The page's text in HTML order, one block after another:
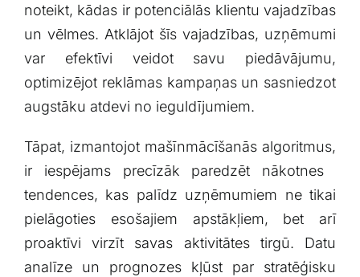
noteikt, kādas⁤ ir potenciālās klientu vajadzības
un vēlmes. ‌Atklājot šīs vajadzības, uzņēmumi
var efektīvi ‌veidot savu piedāvājumu,
optimizējot reklāmas kampaņas un sasniedzot
augstāku​ atdevi no ieguldījumiem.
Tāpat, izmantojot mašīnmācīšanās algoritmus,
ir iespējams precīzāk paredzēt ⁣nākotnes ​
tendences, kas palīdz uzņēmumiem ne​ tikai
pielāgoties esošajiem apstākļiem, bet⁤ arī
proaktīvi virzīt savas aktivitātes tirgū. Datu
analīze ‍un prognozes kļūst par stratēģisku